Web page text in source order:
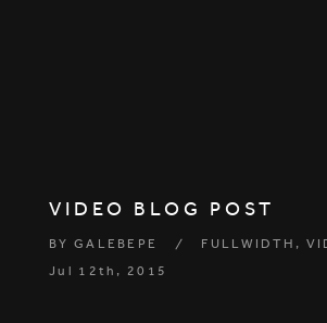
VIDEO BLOG POST
BY GALEBEPE FULLWIDTH ,
Jul 12th, 2015